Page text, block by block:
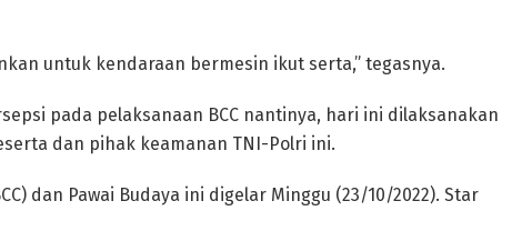
untuk kendaraan bermesin ikut serta,” tegasnya.
pada pelaksanaan BCC nantinya, hari ini dilaksanakan
dan pihak keamanan TNI-Polri ini.
dan Pawai Budaya ini digelar Minggu (23/10/2022). Star